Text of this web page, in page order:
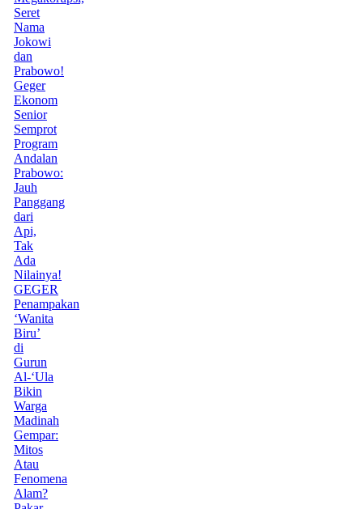
Seret
Nama
Jokowi
dan
Prabowo!
Geger
Ekonom
Senior
Semprot
Program
Andalan
Prabowo:
Jauh
Panggang
dari
Api,
Tak
Ada
Nilainya!
GEGER
Penampakan
‘Wanita
Biru’
di
Gurun
Al-‘Ula
Bikin
Warga
Madinah
Gempar:
Mitos
Atau
Fenomena
Alam?